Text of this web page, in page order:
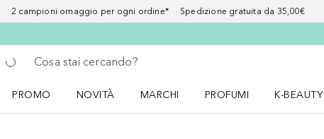
2 campioni omaggio per ogni ordine* Spedizione gratuita da 35,00€
Torna indietro
Esegui ricerca
PROMO
NOVITÀ
MARCHI
PROFUMI
K-BEAUTY